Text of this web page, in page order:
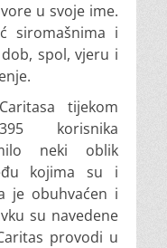
u svoje ime.
siromašnima i
spol, vjeru i
tijekom
korisnika
neki oblik
kojima su i
je obuhvaćen i
su navedene
provodi u